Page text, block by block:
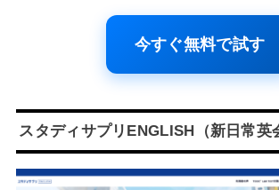
今すぐ無料で試す
スタディサプリENGLISH（新日常英